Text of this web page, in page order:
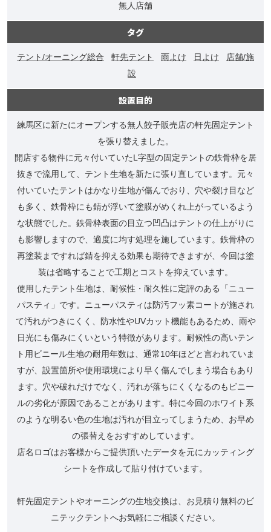
無人店舗
タグ
テント/オーニング総合 軒先テント 雨よけ 日よけ
店舗/施
設
設置目的
練馬区に新たにオープンする無人餃子販売店の軒先固定テント
を張り替えました。
開店する物件に元々付いていたL字型の固定テントの鉄骨枠を居
抜きで流用して、テント生地を新たに張り直しています。元々
付いていたテントはかなり生地が傷んでおり、穴や裂け目など
も多く、鉄骨枠にも錆が浮いて塗膜がめくれ上がっているよう
な状態でした。鉄骨枠表面の目立つ凹凸はテントの仕上がりに
も影響しますので、適度に均す処理を施しています。鉄骨枠の
再塗装まですれば錆を抑える効果も期待できますが、今回は塗
装は省略することで工期とコストを抑えています。
使用したテント生地は、耐候性・耐久性に定評のある「ニュー
パスティ」です。ニューパスティは防汚フッ素コートが施され
て汚れがつきにくく、防水性やUVカット機能もあるため、雨や
日光にも傷みにくいという特徴があります。耐候性の高いテン
ト用ビニール生地の耐用年数は、通常10年ほどと言われていま
すが、設置箇所や使用環境により早く傷んでしまう場合もあり
ます。穴や破れだけでなく、汚れが落ちにくくなるのもビニー
ルの劣化が原因であることがあります。特に今回のホワイト系
のような明るい色の生地は汚れが目立ってしまうため、お早め
の張替えをおすすめしています。
店名ロゴはお客様からご提供頂いたデータを元にカッティング
シートを作成して貼り付けています。
軒先固定テントやオーニングの生地交換は、お見積り無料のビ
ニテックテントへお気軽にご相談ください。